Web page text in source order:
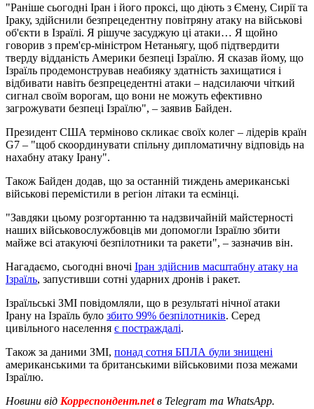
"Раніше сьогодні Іран і його проксі, що діють з Ємену, Сирії та
Іраку, здійснили безпрецедентну повітряну атаку на військові
об'єкти в Ізраїлі. Я рішуче засуджую ці атаки… Я щойно
говорив з прем'єр-міністром Нетаньягу, щоб підтвердити
тверду відданість Америки безпеці Ізраїлю. Я сказав йому, що
Ізраїль продемонстрував неабияку здатність захищатися і
відбивати навіть безпрецедентні атаки – надсилаючи чіткий
сигнал своїм ворогам, що вони не можуть ефективно
загрожувати безпеці Ізраїлю", – заявив Байден.
Президент США терміново скликає своїх колег – лідерів країн
G7 – "щоб скоординувати спільну дипломатичну відповідь на
нахабну атаку Ірану".
Також Байден додав, що за останній тиждень американські
військові перемістили в регіон літаки та есмінці.
"Завдяки цьому розгортанню та надзвичайній майстерності
наших військовослужбовців ми допомогли Ізраїлю збити
майже всі атакуючі безпілотники та ракети", – зазначив він.
Нагадаємо, сьогодні вночі Іран здійснив масштабну атаку на
Ізраїль, запустивши сотні ударних дронів і ракет.
Ізраїльські ЗМІ повідомляли, що в результаті нічної атаки
Ірану на Ізраїль було збито 99% безпілотників. Серед
цивільного населення є постраждалі.
Також за даними ЗМІ, понад сотня БПЛА були знищені
американськими та британськими військовими поза межами
Ізраїлю.
Новини від Корреспондент.netв Telegram та WhatsApp.